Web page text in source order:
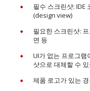
필수 스크린샷: IDE
(design view)
필요한 스크린샷:
면 등
UI가 없는 프로그램
샷으로 대체할 수
제품 로고가 있는